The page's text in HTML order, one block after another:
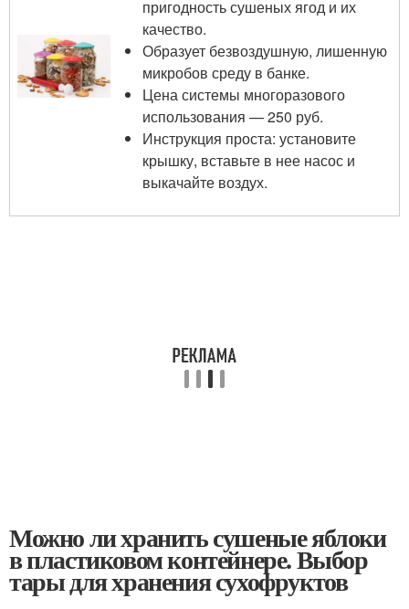
пригодность сушеных ягод и их
качество.
Образует безвоздушную, лишенную
микробов среду в банке.
Цена системы многоразового
использования — 250 руб.
Инструкция проста: установите
крышку, вставьте в нее насос и
выкачайте воздух.
Можно ли хранить сушеные яблоки
в пластиковом контейнере. Выбор
тары для хранения сухофруктов